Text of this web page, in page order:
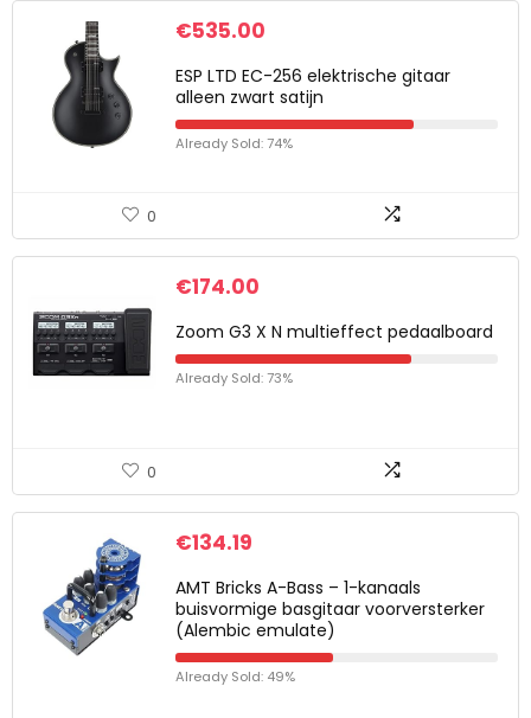
€535.00
ESP LTD EC-256 elektrische gitaar
alleen zwart satijn
Already Sold: 74%
0
€174.00
Zoom G3 X N multieffect pedaalboard
Already Sold: 73%
0
€134.19
AMT Bricks A-Bass – 1-kanaals
buisvormige basgitaar voorversterker
(Alembic emulate)
Already Sold: 49%